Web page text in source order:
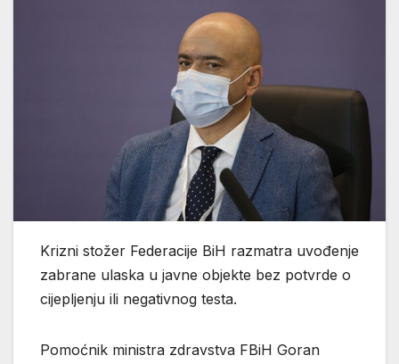
Krizni stožer Federacije BiH razmatra uvođenje
zabrane ulaska u javne objekte bez potvrde o
cijepljenju ili negativnog testa.
Pomoćnik ministra zdravstva FBiH Goran